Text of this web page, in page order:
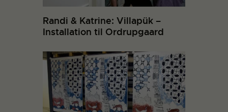
Randi & Katrine: Villapük –
Installation til Ordrupgaard